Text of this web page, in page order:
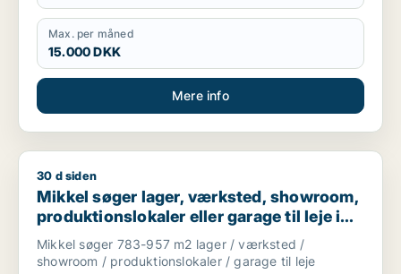
Max. per måned
15.000 DKK
Mere info
Mikkel søger lager, værksted, showroom,
30 d siden
Mikkel søger lager, værksted, showroom,
produktionslokaler eller garage til leje i
Holte, Vedbæk eller Hørsholm m.fl.
Mikkel søger 783-957 m2 lager / værksted /
showroom / produktionslokaler / garage til leje